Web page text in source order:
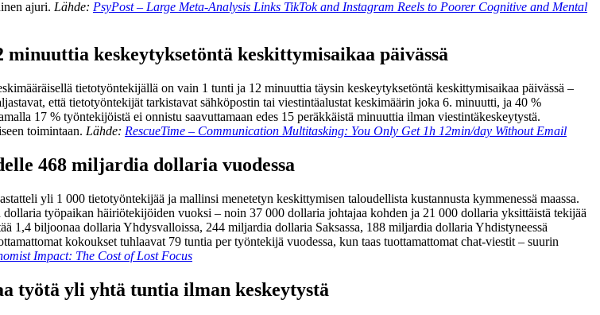
ajuri. Lähde: PsyPost – Large Meta-Analysis Links TikTok and Instagram Reels to Poorer Cognitive and Mental
keskeytyksetöntä keskittymisaikaa päivässä
tietotyöntekijällä on vain 1 tunti ja 12 minuuttia täysin keskeytyksetöntä keskittymisaikaa päivässä –
että tietotyöntekijät tarkistavat sähköpostin tai viestintäalustat keskimäärin joka 6. minuutti, ja 40 %
17 % työntekijöistä ei onnistu saavuttamaan edes 15 peräkkäistä minuuttia ilman viestintäkeskeytystä.
toimintaan. Lähde: RescueTime – Communication Multitasking: You Only Get 1h 12min/day Without Email
468 miljardia dollaria vuodessa
yli 1 000 tietotyöntekijää ja mallinsi menetetyn keskittymisen taloudellista kustannusta kymmenessä maassa.
työpaikan häiriötekijöiden vuoksi – noin 37 000 dollaria johtajaa kohden ja 21 000 dollaria yksittäistä tekijää
1,4 biljoonaa dollaria Yhdysvalloissa, 244 miljardia dollaria Saksassa, 188 miljardia dollaria Yhdistyneessä
kokoukset tuhlaavat 79 tuntia per työntekijä vuodessa, kun taas tuottamattomat chat-viestit – suurin
Impact: The Cost of Lost Focus
työtä yli yhtä tuntia ilman keskeytystä